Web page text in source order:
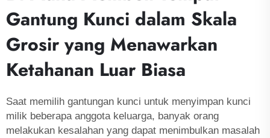
Gantung Kunci dalam Skala
Grosir yang Menawarkan
Ketahanan Luar Biasa
Saat memilih gantungan kunci untuk menyimpan kunci
milik beberapa anggota keluarga, banyak orang
melakukan kesalahan yang dapat menimbulkan masalah